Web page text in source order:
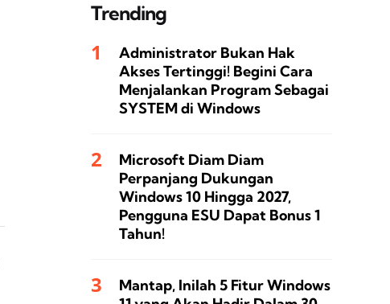
Trending
Administrator Bukan Hak
Akses Tertinggi! Begini Cara
Menjalankan Program Sebagai
SYSTEM di Windows
Microsoft Diam Diam
Perpanjang Dukungan
Windows 10 Hingga 2027,
Pengguna ESU Dapat Bonus 1
Tahun!
Mantap, Inilah 5 Fitur Windows